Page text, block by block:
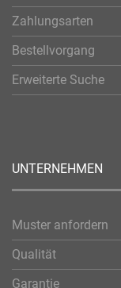
Zahlungsarten
Bestellvorgang
Erweiterte Suche
UNTERNEHMEN
Muster anfordern
Qualität
Garantie